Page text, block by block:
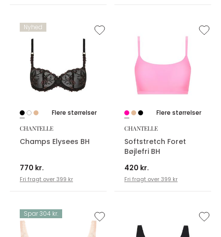
Nyhed
Flere størrelser
CHANTELLE
Champs Elysees BH
770 kr.
Fri fragt over 399 kr
Flere størrelser
CHANTELLE
Softstretch Foret
Bøjlefri BH
420 kr.
Fri fragt over 399 kr
Spar 304 kr.